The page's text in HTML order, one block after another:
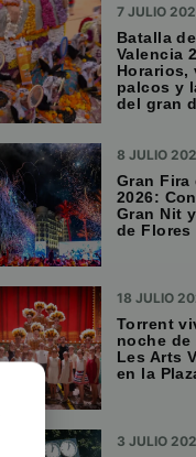
7 JULIO
Batalla
Valencia
Horarios,
palcos y
del gran
8 JULIO
Gran Fira
2026:
Gran Nit
de Flores
18 JULIO
Torrent
noche de
Les Arts
en la
3 JULIO